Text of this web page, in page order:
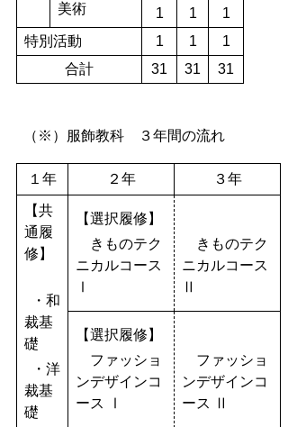
1
1
1
美術
特別活動 1 1
1
合計
31 31 31
（※）服飾教科 ３年間の流れ
１年 ２年 ３年
【共
通履
修】
・和
裁基
礎
・洋
裁基
礎
【選択履修】
きものテク
ニカルコース
Ⅰ
きものテク
ニカルコース
Ⅱ
【選択履修】
ファッショ
ンデザインコ
ース Ⅰ
ファッショ
ンデザインコ
ース Ⅱ